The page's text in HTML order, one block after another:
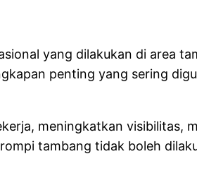
yang dilakukan di area
penting yang sering
meningkatkan visibilitas,
tambang tidak boleh